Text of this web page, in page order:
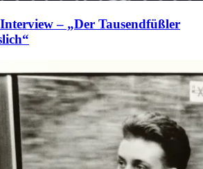
– „Der Tausendfüßler